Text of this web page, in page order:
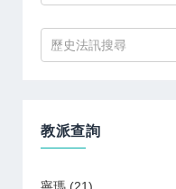
教派查詢